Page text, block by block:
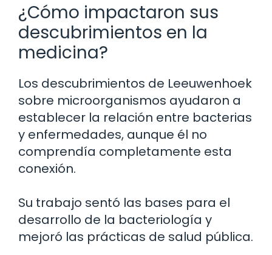
¿Cómo impactaron sus
descubrimientos en la
medicina?
Los descubrimientos de Leeuwenhoek
sobre microorganismos ayudaron a
establecer la relación entre bacterias
y enfermedades, aunque él no
comprendía completamente esta
conexión.
Su trabajo sentó las bases para el
desarrollo de la bacteriología y
mejoró las prácticas de salud pública.